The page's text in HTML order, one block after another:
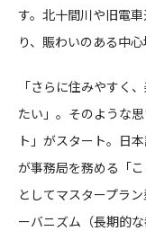
す。北十間川や旧電
り、賑わいのある中
「さらに住みやすく
たい」――。そのよう
ト」がスタート。日
が事務局を務める「
としてマスタープラ
ーバニズム（長期的